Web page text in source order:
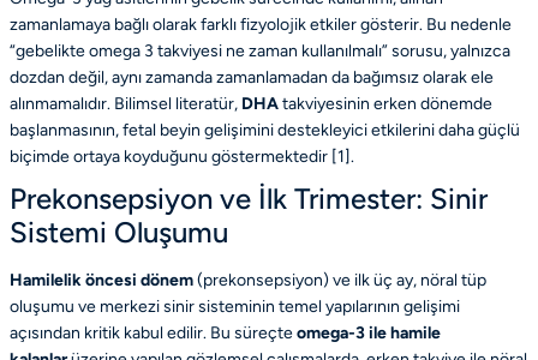
zamanlamaya bağlı olarak farklı fizyolojik etkiler gösterir. Bu nedenle
“gebelikte omega 3 takviyesi ne zaman kullanılmalı” sorusu, yalnızca
dozdan değil, aynı zamanda zamanlamadan da bağımsız olarak ele
alınmamalıdır. Bilimsel literatür, DHAtakviyesinin erken dönemde
başlanmasının, fetal beyin gelişimini destekleyici etkilerini daha güçlü
biçimde ortaya koyduğunu göstermektedir [1].
Prekonsepsiyon ve İlk Trimester: Sinir
Sistemi Oluşumu
Hamilelik öncesi dönem(prekonsepsiyon) ve ilk üç ay, nöral tüp
oluşumu ve merkezi sinir sisteminin temel yapılarının gelişimi
açısından kritik kabul edilir. Bu süreçteomega-3 ile hamile